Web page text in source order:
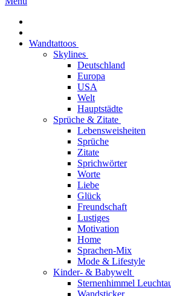
Wandtattoos
Skylines
Deutschland
Europa
USA
Welt
Hauptstädte
Sprüche & Zitate
Lebensweisheiten
Sprüche
Zitate
Sprichwörter
Worte
Liebe
Glück
Freundschaft
Lustiges
Motivation
Home
Sprachen-Mix
Mode & Lifestyle
Kinder- & Babywelt
Sternenhimmel
Wandsticker